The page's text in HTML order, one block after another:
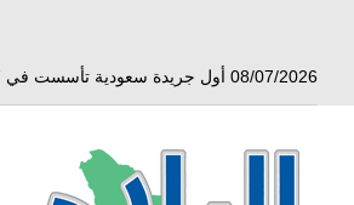
08/07/2026 أول جريدة سعودية تأسست في 27 ذو القعدة سنة 1350 هجري الموافق 3 أبريل 1932 ميلادي